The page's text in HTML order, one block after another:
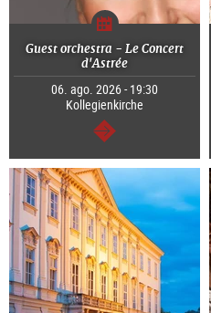
Guest orchestra - Le Concert
d'Astrée
06. ago. 2026 - 19:30
Kollegienkirche
segue